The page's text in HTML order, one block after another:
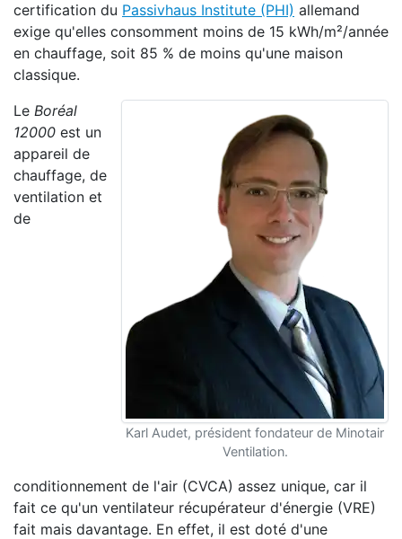
certification du Passivhaus Institute (PHI) allemand
exige qu'elles consomment moins de 15 kWh/m²/année
en chauffage, soit 85 % de moins qu'une maison
classique.
Karl Audet, président fondateur de Minotair
Ventilation.
Le Boréal
12000 est un
appareil de
chauffage, de
ventilation et
de
conditionnement de l'air (CVCA) assez unique, car il
fait ce qu'un ventilateur récupérateur d'énergie (VRE)
fait mais davantage. En effet, il est doté d'une